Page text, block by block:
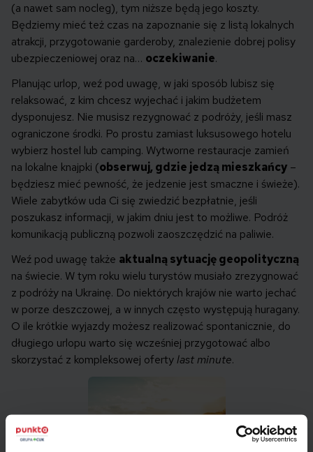
(a nawet sam nocleg), tym niższe będą jego koszty.
Będziemy mieć też czas na zapoznanie się z listą lokalnych
atrakcji, przygotowanie garderoby, znalezienie dobrej polisy
ubezpieczeniowej oraz na… oczekiwanie.
Planując urlop, weź pod uwagę, w jaki sposób lubisz się
relaksować, z kim chcesz wyjechać i jakim budżetem
dysponujesz. Nie musisz rezygnować z podróży, jeśli masz
ograniczone środki. Po prostu zamiast luksusowego hotelu
wybierz hostel lub camping. Wytworne restauracje zamień
na lokalne knajpki (obserwuj, gdzie jedzą mieszkańcy –
będziesz mieć pewność, że jedzenie jest smaczne i świeże).
Wiele zabytków uda Ci się zwiedzić bezpłatnie, jeśli
poszukasz informacji, w jakim dniu jest to możliwe. Podróż
komunikacją publiczną pozwoli zaoszczędzić na paliwie.
Weź pod uwagę także aktualną sytuację geopolityczną
na świecie. W tym roku wielu turystów musiało zrezygnować
z podróży na Ukrainę. Do niektórych krajów nie warto jechać
w porze deszczowej, a w innych często występują huragany.
O ile krótkie wyjazdy możesz realizować spontanicznie, do
długiego urlopu warto się wcześniej przygotować albo
skorzystać z kompleksowej ofertylast minute.